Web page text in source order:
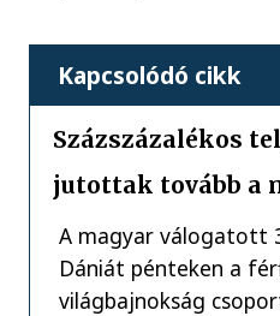
Kapcsolódó cikk
Százszázalékos
jutottak tovább a
A magyar válogatott
Dániát pénteken a
világbajnokság